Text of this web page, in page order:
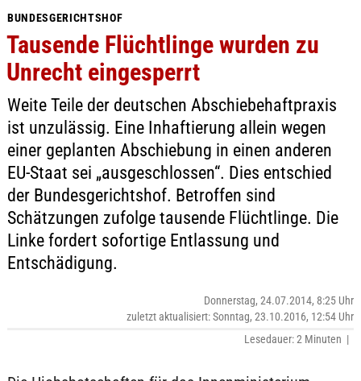
BUNDESGERICHTSHOF
Tausende Flüchtlinge wurden zu
Unrecht eingesperrt
Weite Teile der deutschen Abschiebehaftpraxis
ist unzulässig. Eine Inhaftierung allein wegen
einer geplanten Abschiebung in einen anderen
EU-Staat sei „ausgeschlossen“. Dies entschied
der Bundesgerichtshof. Betroffen sind
Schätzungen zufolge tausende Flüchtlinge. Die
Linke fordert sofortige Entlassung und
Entschädigung.
Donnerstag, 24.07.2014, 8:25 Uhr
zuletzt aktualisiert: Sonntag, 23.10.2016, 12:54 Uhr
Lesedauer: 2 Minuten |